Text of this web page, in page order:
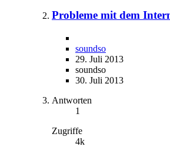
Probleme mit dem
soundso
29. Juli 2013
soundso
30. Juli 2013
Antworten
1
Zugriffe
4k